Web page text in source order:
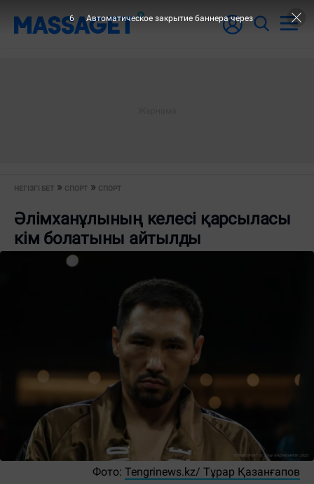
НЕГІЗГІ БЕТ СПОРТ СПОРТ
Әлімханұлының келесі қарсыласы
кім болатыны айтылды
Фото: Tengrinews.kz/ Тұрар Қазанғапов
6 Автоматическое закрытие баннера через